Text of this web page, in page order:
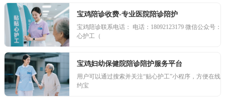
宝鸡陪诊收费-专业医院陪诊陪护
宝鸡陪诊联系电话： 电话：18092123179 微信公众号：
心护工（
宝鸡妇幼保健院陪诊陪护服务平台
用户可以通过搜索并关注“贴心护工”小程序，方便在线
约宝